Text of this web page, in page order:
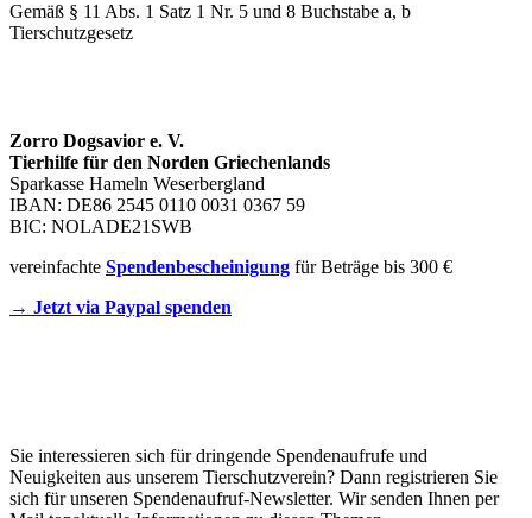
Gemäß § 11 Abs. 1 Satz 1 Nr. 5 und 8 Buchstabe a, b
Tierschutzgesetz
Zorro Dogsavior e. V.
Tierhilfe für den Norden Griechenlands
Sparkasse Hameln Weserbergland
IBAN: DE86 2545 0110 0031 0367 59
BIC: NOLADE21SWB
vereinfachte Spendenbescheinigung für Beträge bis 300 €
→ Jetzt via Paypal spenden
Sie interessieren sich für dringende Spendenaufrufe und
Neuigkeiten aus unserem Tierschutzverein? Dann registrieren Sie
sich für unseren Spendenaufruf-Newsletter. Wir senden Ihnen per